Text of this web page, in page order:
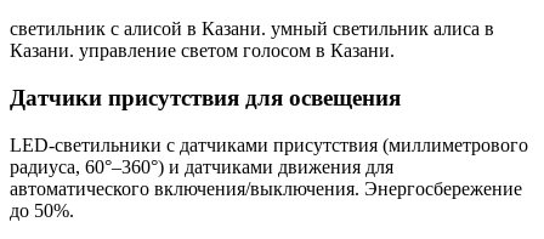
светильник с алисой в Казани. умный светильник алиса в
Казани. управление светом голосом в Казани.
Датчики присутствия для освещения
LED-светильники с датчиками присутствия (миллиметрового
радиуса, 60°–360°) и датчиками движения для
автоматического включения/выключения. Энергосбережение
до 50%.